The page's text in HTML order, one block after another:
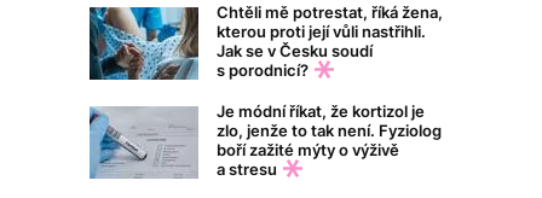
Chtěli mě potrestat, říká žena,
kterou proti její vůli nastřihli.
Jak se v Česku soudí
s porodnicí?
Je módní říkat, že kortizol je
zlo, jenže to tak není. Fyziolog
boří zažité mýty o výživě
a stresu